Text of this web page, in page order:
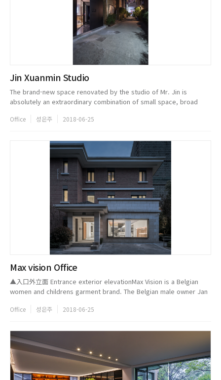
Jin Xuanmin Studio
The brand-new space renovated by the studio of Mr. Jin is
absolutely an extraordinary combination of small space, broad
and the mix-and...
Office 성은주 2018-06-25
Max vision Office
▲入口外立面 Entrance exterior elevationMax Vision is a Belgian
women and childrens garment brand. The Belgian male owner Jan
design an office...
Office 성은주 2018-06-25